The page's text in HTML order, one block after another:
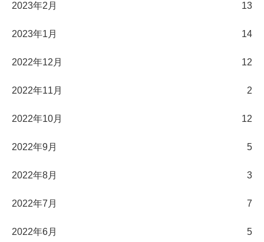
2023年2月 13
2023年1月 14
2022年12月 12
2022年11月 2
2022年10月 12
2022年9月 5
2022年8月 3
2022年7月 7
2022年6月 5